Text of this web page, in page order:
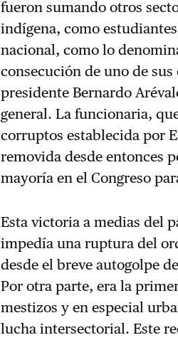
fueron sumando otros
indígena, como
nacional, como lo
consecución de uno de
presidente Bernardo
general. La funcionaria,
corruptos establecida por
removida desde entonces
mayoría en el Congreso
Esta victoria a medias del
impedía una ruptura del
desde el breve autogolpe
Por otra parte, era la
mestizos y en especial
lucha intersectorial. Este